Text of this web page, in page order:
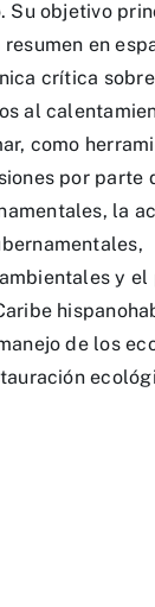
Su objetivo
en
crítica
al
como
por parte
la
y
de los